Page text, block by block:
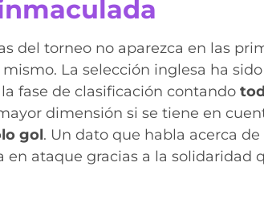
del torneo no aparezca en las
La selección inglesa ha
fase de clasificación contando
dimensión si se tiene en
gol. Un dato que habla acerca
en ataque gracias a la solidaridad